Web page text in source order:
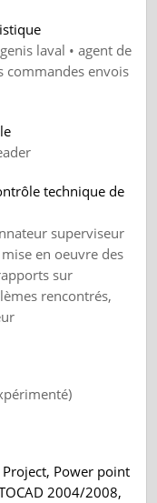
laval • agent de
commandes envois
technique de
superviseur
en oeuvre des
sur
rencontrés,
Power point
2004/2008,